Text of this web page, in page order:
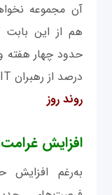
آن مجموعه
درصد از رهبران IT این زمان خیلی طولانی است.
روند روز
افزایش
به‌رغم افزایش